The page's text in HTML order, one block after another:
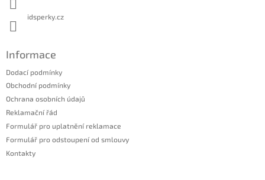
idsperky.cz
Informace
Dodací podmínky
Obchodní podmínky
Ochrana osobních údajů
Reklamační řád
Formulář pro uplatnění reklamace
Formulář pro odstoupení od smlouvy
Kontakty